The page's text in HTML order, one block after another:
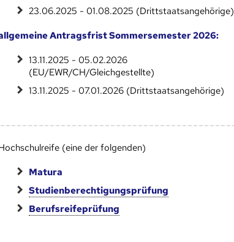
23.06.2025 - 01.08.2025 (Drittstaatsangehörige)
Antragsfrist Sommersemester 2026:
13.11.2025 - 05.02.2026
(EU/EWR/CH/Gleichgestellte)
13.11.2025 - 07.01.2026 (Drittstaatsangehörige)
(eine der folgenden)
Matura
Studienberechtigungsprüfung
Berufsreifeprüfung